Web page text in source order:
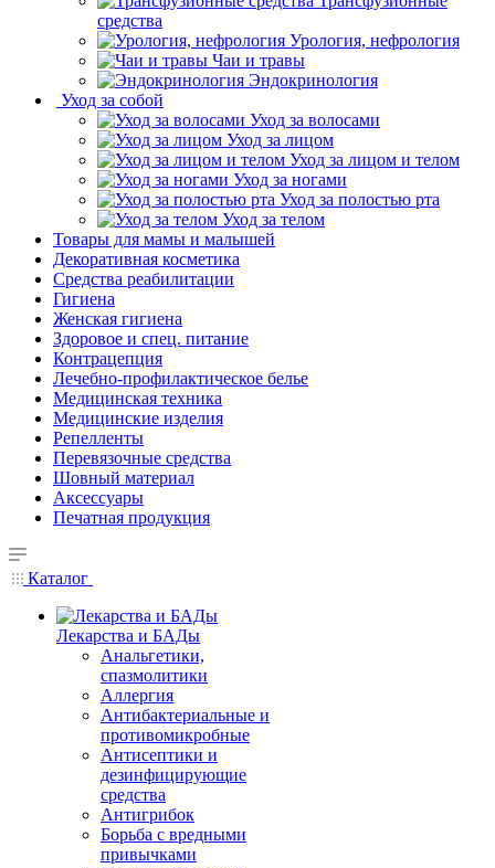
средства
Урология, нефрология
Чаи и травы
Эндокринология
Уход за собой
Уход за волосами
Уход за лицом
Уход за лицом и телом
Уход за ногами
Уход за полостью рта
Уход за телом
Товары для мамы и малышей
Декоративная косметика
Средства реабилитации
Гигиена
Женская гигиена
Здоровое и спец. питание
Контрацепция
Лечебно-профилактическое белье
Медицинская техника
Медицинские изделия
Репелленты
Перевязочные средства
Шовный материал
Аксессуары
Печатная продукция
Каталог
Лекарства и БАДы
Анальгетики,
спазмолитики
Аллергия
Антибактериальные и
противомикробные
Антисептики и
дезинфицирующие
средства
Антигрибок
Борьба с вредными
привычками